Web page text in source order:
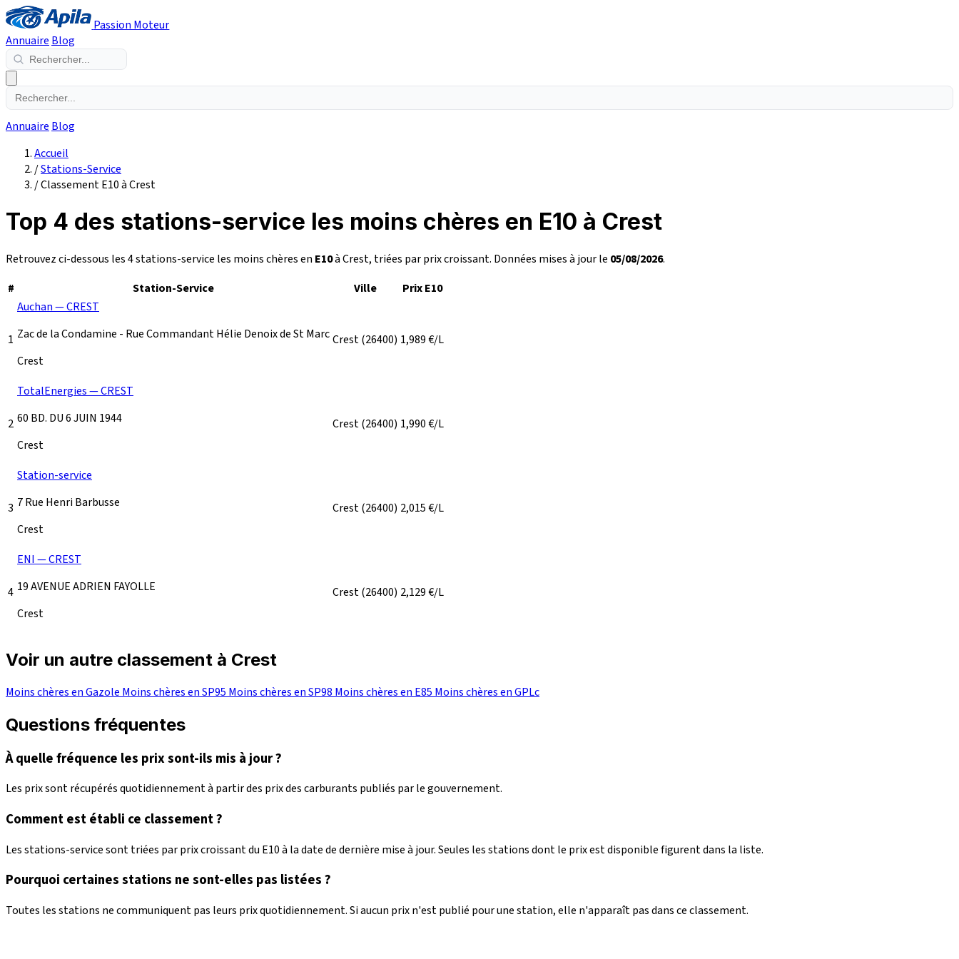
Passion Moteur
Annuaire Blog
Annuaire Blog
Accueil
/Stations-Service
/Classement E10 à Crest
Top 4 des stations-service les moins chères en E10 à Crest
Retrouvez ci-dessous les 4 stations-service les moins chères en E10à Crest, triées par prix croissant. Données mises à jour le 05/08/2026.
#
Station-Service Ville Prix E10
1
Auchan — CREST
Zac de la Condamine - Rue Commandant Hélie Denoix de St Marc
Crest
Crest(26400) 1,989€/L
2
TotalEnergies — CREST
60 BD. DU 6 JUIN 1944
Crest
Crest(26400) 1,990€/L
3
Station-service
7 Rue Henri Barbusse
Crest
Crest(26400) 2,015€/L
4
ENI — CREST
19 AVENUE ADRIEN FAYOLLE
Crest
Crest(26400) 2,129€/L
Voir un autre classement à Crest
Moins chères en Gazole Moins chères en SP95 Moins chères en SP98 Moins chères en E85 Moins chères en GPLc
Questions fréquentes
À quelle fréquence les prix sont-ils mis à jour ?
Les prix sont récupérés quotidiennement à partir des prix des carburants publiés par le gouvernement.
Comment est établi ce classement ?
Les stations-service sont triées par prix croissant du E10 à la date de dernière mise à jour. Seules les stations dont le prix est disponible figurent dans la liste.
Pourquoi certaines stations ne sont-elles pas listées ?
Toutes les stations ne communiquent pas leurs prix quotidiennement. Si aucun prix n'est publié pour une station, elle n'apparaît pas dans ce classement.